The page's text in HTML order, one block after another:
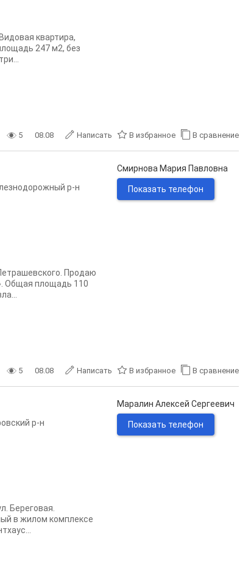
квартира,
247 м2, без
5 08.08 Написать В избранное В сравнение
р-н
Продаю
Общая площадь 110
Смирнова Мария Павловна
Показать телефон
5 08.08 Написать В избранное В сравнение
р-н
Береговая.
в жилом комплексе
Маралин Алексей Сергеевич
Показать телефон